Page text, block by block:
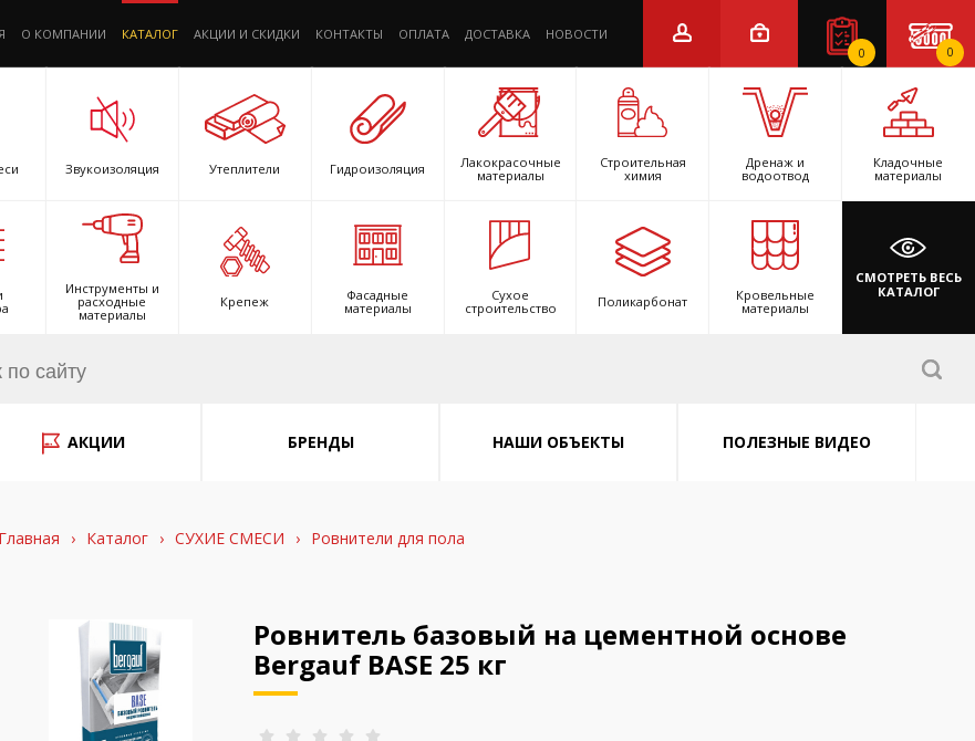
О КОМПАНИИ КАТАЛОГ АКЦИИ И СКИДКИ КОНТАКТЫ ОПЛАТА ДОСТАВКА НОВОСТИ
0 0
Звукоизоляция Утеплители Гидроизоляция
Лакокрасочные
материалы
Строительная
химия
Дренаж и
водоотвод
Кладочные
материалы
Инструменты и
расходные
материалы
Крепеж
Фасадные
материалы
Сухое
строительство
Поликарбонат
Кровельные
материалы
СМОТРЕТЬ ВЕСЬ
КАТАЛОГ
АКЦИИ БРЕНДЫ НАШИ ОБЪЕКТЫ ПОЛЕЗНЫЕ ВИДЕО
Главная › Каталог › СУХИЕ СМЕСИ › Ровнители для пола
Ровнитель базовый на цементной основе
Bergauf BASE 25 кг